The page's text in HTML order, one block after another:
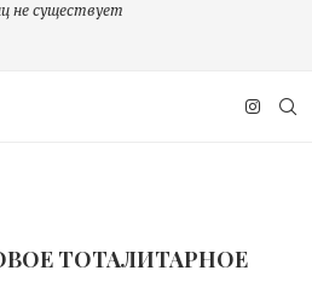
не существует
ТОТАЛИТАРНОЕ